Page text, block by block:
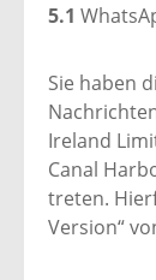
5.1
Sie haben
Ireland
Canal
treten.
Version“